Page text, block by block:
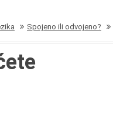
Spojeno ili odvojeno?